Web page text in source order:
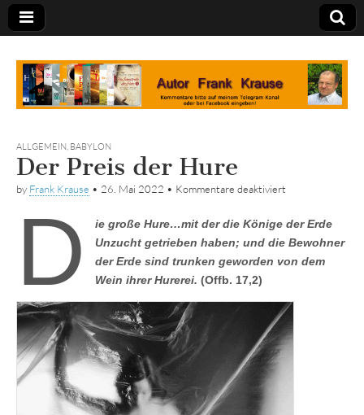
Tagebuch
ALLGEMEIN, BABYLON
Der Preis der Hure
by Frank Krause • 26. Mai 2022 • Kommentare deaktiviert
der
Hure
d
ie große Hure…mit der die Könige der Erde
Unzucht getrieben haben; und die Bewohner
der Erde sind trunken geworden von dem
Wein ihrer Hurerei. (Offb. 17,2)